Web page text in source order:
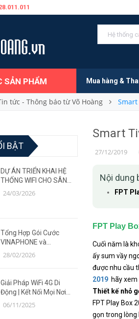
SẢN PHẨM Mua hàng &
tức - Thông báo từ Võ Hoàng Smart
Smart
27/12/2019
Nội dung
FPT
FPT Play
Cuối năm là
ấy sum vầy
được nhu cầu
2019 hãy xem
Thiết kế nhỏ
FPT Play Box
gọn trong lòng
BẬT
DỰ ÁN TRIỂN KHAI HỆ
THỐNG WIFI CHO SÂN
BAY – GIẢI PHÁP MẠNG
24/03/2026
Tổng Hợp Gói Cước
VINAPHONE và
MOBIFONE Giá Ưu Đãi
28/02/2026
Giải Pháp WiFi 4G Di
Động | Kết Nối Mọi Nơi
Cùng Router TP-Link MR
06/11/2025